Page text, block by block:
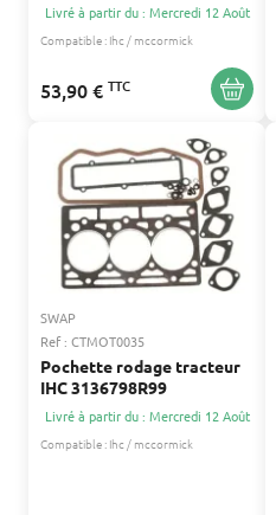
Livré à partir du : Mercredi 12 Août
Compatible : Ihc / mccormick
53,90 € TTC
SWAP
Ref : CTMOT0035
Pochette rodage tracteur
IHC 3136798R99
Livré à partir du : Mercredi 12 Août
Compatible : Ihc / mccormick